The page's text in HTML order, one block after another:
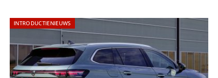
INTRODUCTIENIEUWS